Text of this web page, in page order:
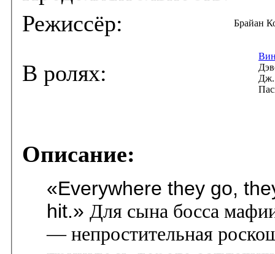
Режиссёр: Брайан
В ролях:
Дж.
Описание:
«Everywhere they go,
hit.» Для сына босса
— непростительная